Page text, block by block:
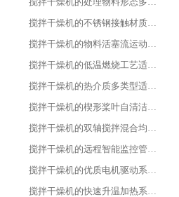
搅拌干燥机的不锈钢接触材质防腐性
搅拌干燥机的物料活塞流运动特性
搅拌干燥机的低温燃烧工艺适用性
搅拌干燥机的热介质多类型适配性
搅拌干燥机的楔形桨叶自清洁功能
搅拌干燥机的双轴搅拌混合均匀性
搅拌干燥机的远程智能监控管理能力
搅拌干燥机的优质电机驱动系统稳定性
搅拌干燥机的快速升温加热系统优势